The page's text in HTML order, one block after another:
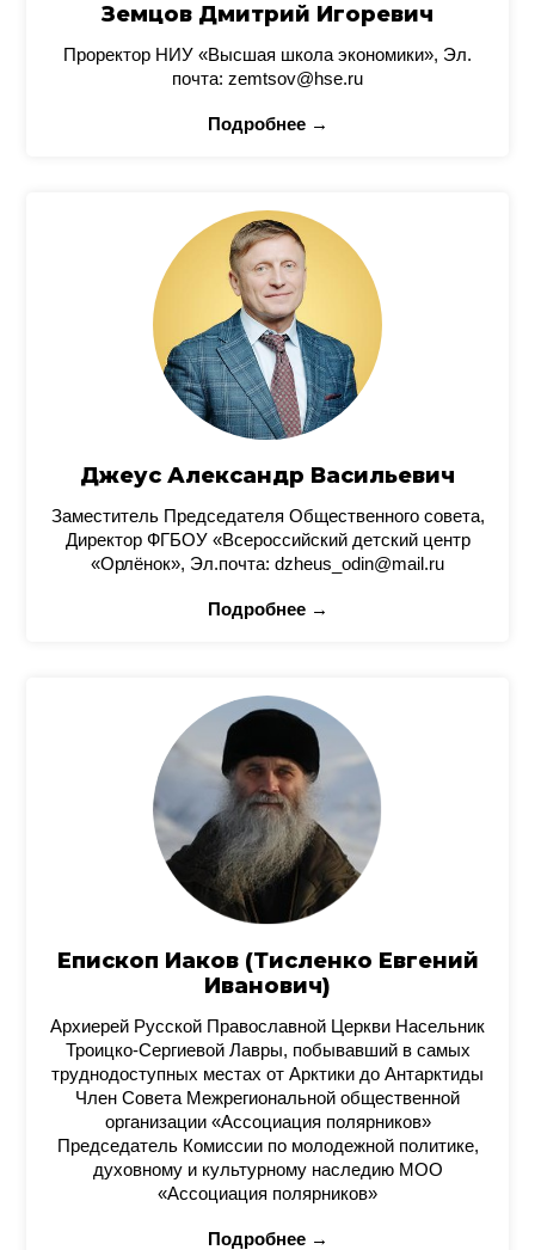
Земцов Дмитрий Игоревич
Проректор НИУ «Высшая школа экономики», Эл.
почта: zemtsov@hse.ru
Подробнее →
Джеус Александр Васильевич
Заместитель Председателя Общественного совета,
Директор ФГБОУ «Всероссийский детский центр
«Орлёнок», Эл.почта: dzheus_odin@mail.ru
Подробнее →
Епископ Иаков (Тисленко Евгений
Иванович)
Архиерей Русской Православной Церкви Насельник
Троицко-Сергиевой Лавры, побывавший в самых
труднодоступных местах от Арктики до Антарктиды
Член Совета Межрегиональной общественной
организации «Ассоциация полярников»
Председатель Комиссии по молодежной политике,
духовному и культурному наследию МОО
«Ассоциация полярников»
Подробнее →